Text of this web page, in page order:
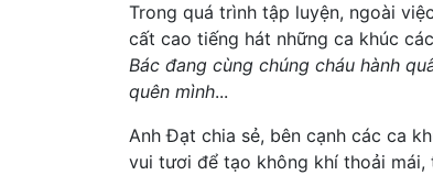
Trong quá trình tập luyện, ngoài
cất cao tiếng hát những ca khúc
Bác đang cùng chúng cháu hành
quên mình...
Anh Đạt chia sẻ, bên cạnh các ca
vui tươi để tạo không khí thoải mái,